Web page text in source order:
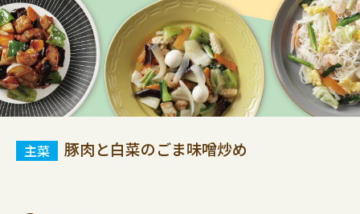
豚肉と白菜のごま味噌炒め